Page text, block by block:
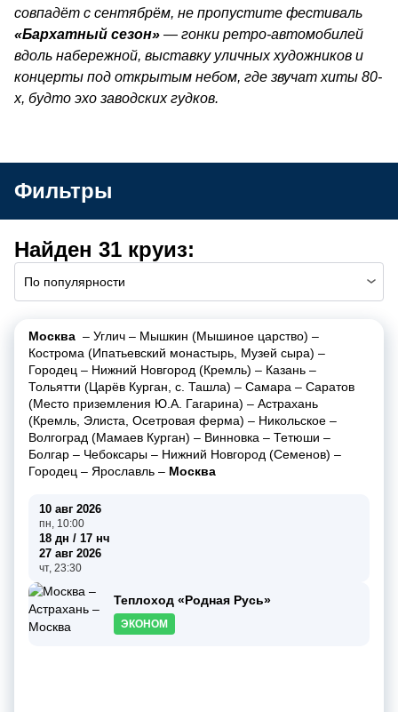
совпадёт с сентябрём, не пропустите фестиваль
«Бархатный сезон» — гонки ретро-автомобилей
вдоль набережной, выставку уличных художников и
концерты под открытым небом, где звучат хиты 80-
х, будто эхо заводских гудков.
Фильтры
Найден 31 круиз:
По популярности
Москва – Углич – Мышкин (Мышиное царство) –
Кострома (Ипатьевский монастырь, Музей сыра) –
Городец – Нижний Новгород (Кремль) – Казань –
Тольятти (Царёв Курган, с. Ташла) – Самара – Саратов
(Место приземления Ю.А. Гагарина) – Астрахань
(Кремль, Элиста, Осетровая ферма) – Никольское –
Волгоград (Мамаев Курган) – Винновка – Тетюши –
Болгар – Чебоксары – Нижний Новгород (Семенов) –
Городец – Ярославль – Москва
10 авг 2026
пн, 10:00
18 дн / 17 нч
27 авг 2026
чт, 23:30
Теплоход «Родная Русь»
ЭКОНОМ